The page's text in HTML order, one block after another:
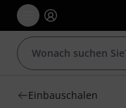
Einbauschalen